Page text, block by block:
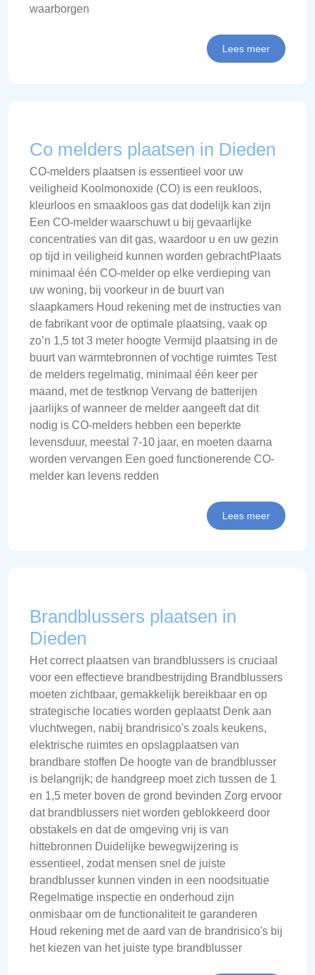
waarborgen
Lees meer
Co melders plaatsen in Dieden
CO-melders plaatsen is essentieel voor uw
veiligheid Koolmonoxide (CO) is een reukloos,
kleurloos en smaakloos gas dat dodelijk kan zijn
Een CO-melder waarschuwt u bij gevaarlijke
concentraties van dit gas, waardoor u en uw gezin
op tijd in veiligheid kunnen worden gebrachtPlaats
minimaal één CO-melder op elke verdieping van
uw woning, bij voorkeur in de buurt van
slaapkamers Houd rekening met de instructies van
de fabrikant voor de optimale plaatsing, vaak op
zo’n 1,5 tot 3 meter hoogte Vermijd plaatsing in de
buurt van warmtebronnen of vochtige ruimtes Test
de melders regelmatig, minimaal één keer per
maand, met de testknop Vervang de batterijen
jaarlijks of wanneer de melder aangeeft dat dit
nodig is CO-melders hebben een beperkte
levensduur, meestal 7-10 jaar, en moeten daarna
worden vervangen Een goed functionerende CO-
melder kan levens redden
Lees meer
Brandblussers plaatsen in
Dieden
Het correct plaatsen van brandblussers is cruciaal
voor een effectieve brandbestrijding Brandblussers
moeten zichtbaar, gemakkelijk bereikbaar en op
strategische locaties worden geplaatst Denk aan
vluchtwegen, nabij brandrisico's zoals keukens,
elektrische ruimtes en opslagplaatsen van
brandbare stoffen De hoogte van de brandblusser
is belangrijk; de handgreep moet zich tussen de 1
en 1,5 meter boven de grond bevinden Zorg ervoor
dat brandblussers niet worden geblokkeerd door
obstakels en dat de omgeving vrij is van
hittebronnen Duidelijke bewegwijzering is
essentieel, zodat mensen snel de juiste
brandblusser kunnen vinden in een noodsituatie
Regelmatige inspectie en onderhoud zijn
onmisbaar om de functionaliteit te garanderen
Houd rekening met de aard van de brandrisico's bij
het kiezen van het juiste type brandblusser